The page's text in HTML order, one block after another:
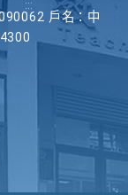
戶名：中